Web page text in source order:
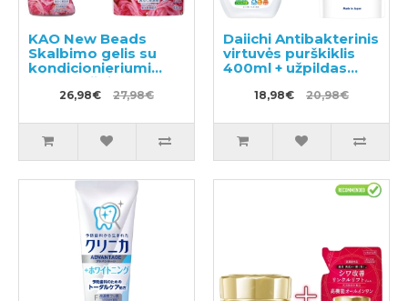
KAO New Beads
Skalbimo gelis su
kondicionieriumi
740g + užpildas 650g
26,98€ 27,98€
Daiichi Antibakterinis
virtuvės purškiklis
400ml + užpildas
18,98€ 20,98€